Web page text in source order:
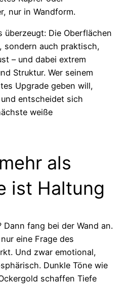
nur in Wandform.
überzeugt: Die Oberflächen
sondern auch praktisch,
– und dabei extrem
Struktur. Wer seinem
Upgrade geben will,
entscheidet sich
weiße
als
ist Haltung
Dann fang bei der Wand an.
eine Frage des
Und zwar emotional,
Dunkle Töne wie
schaffen Tiefe